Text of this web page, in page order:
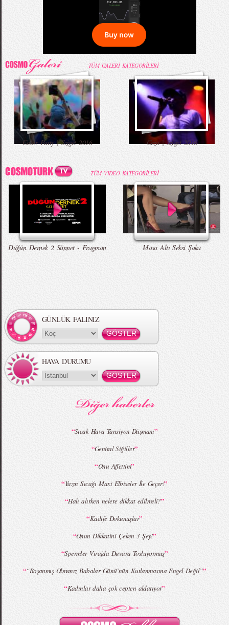
TÜM GALERİ KATEGORİLERİ
Color Party | Sziget 2016 Ceza | Sziget 2016
TÜM VIDEO KATEGORİLERİ
Düğün Dernek 2 Sünnet - Fragman Masa Altı Seksi Şaka
GÜNLÜK FALINIZ
HAVA DURUMU
“Sıcak Hava Tansiyon Düşmanı”
“Genital Siğiller”
“Onu Affettim”
“Yazın Sıcağı Maxi Elbiseler İle Geçer!”
“Halı alırken nelere dikkat edilmeli?”
“Kadife Dokunuşlar”
“Onun Dikkatini Çeken 3 Şey!”
“Spermler Virajda Duvara Tosluyormuş”
““Boşanmış Olmanız Babalar Günü’nün Kutlanmasına Engel Değil””
“Kadınlar daha çok cepten aldatıyor”